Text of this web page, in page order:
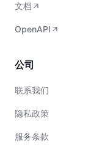
文档
OpenAPI
公司
联系我们
隐私政策
服务条款